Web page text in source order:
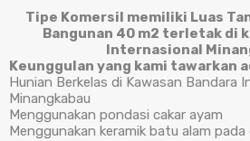
Tipe Komersil memiliki Luas
Bangunan 40 m2 terletak di
Internasional
Keunggulan yang kami tawarkan
Hunian Berkelas di Kawasan Bandara
Minangkabau
Menggunakan pondasi cakar ayam
Menggunakan keramik batu alam